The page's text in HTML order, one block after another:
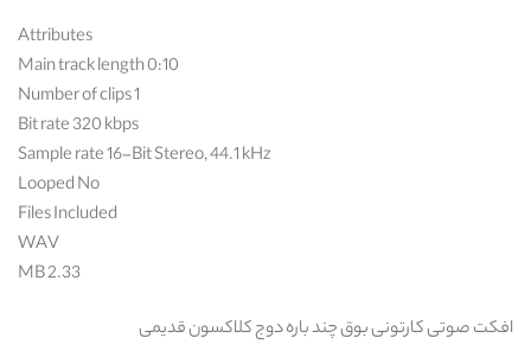
Attributes
Main track length 0:10
Number of clips 1
Bit rate 320 kbps
Sample rate 16-Bit Stereo, 44.1 kHz
Looped No
Files Included
WAV
2.33 MB
افکت صوتی کارتونی بوق چند باره دوج کلاکسون قدیمی